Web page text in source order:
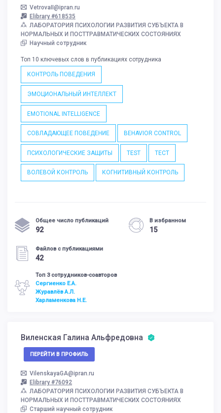
VetrovaII@ipran.ru
Elibrary #618535
ЛАБОРАТОРИЯ ПСИХОЛОГИИ РАЗВИТИЯ СУБЪЕКТА В
НОРМАЛЬНЫХ И ПОСТТРАВМАТИЧЕСКИХ СОСТОЯНИЯХ
Научный сотрудник
Топ 10 ключевых слов в публикациях сотрудника
КОНТРОЛЬ ПОВЕДЕНИЯ
ЭМОЦИОНАЛЬНЫЙ ИНТЕЛЛЕКТ
EMOTIONAL INTELLIGENCE
СОВЛАДАЮЩЕЕ ПОВЕДЕНИЕ BEHAVIOR CONTROL
ПСИХОЛОГИЧЕСКИЕ ЗАЩИТЫ TEST ТЕСТ
ВОЛЕВОЙ КОНТРОЛЬ КОГНИТИВНЫЙ КОНТРОЛЬ
Общее число публикаций
92
В избранном
15
Файлов с публикациями
42
Топ 3 сотрудников-соавторов
Сергиенко Е.А.
Журавлёв А.Л.
Харламенкова Н.Е.
Виленская Галина Альфредовна
ПЕРЕЙТИ В ПРОФИЛЬ
VilenskayaGA@ipran.ru
Elibrary #76092
ЛАБОРАТОРИЯ ПСИХОЛОГИИ РАЗВИТИЯ СУБЪЕКТА В
НОРМАЛЬНЫХ И ПОСТТРАВМАТИЧЕСКИХ СОСТОЯНИЯХ
Старший научный сотрудник